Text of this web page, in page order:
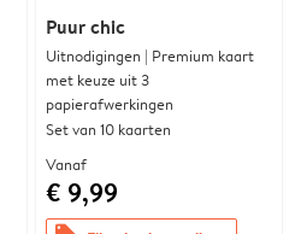
Puur chic
Uitnodigingen | Premium kaart
met keuze uit 3
papierafwerkingen
Set van 10 kaarten
Vanaf
€ 9,99